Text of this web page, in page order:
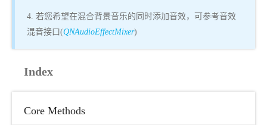
4. 若您希望在混合背景音乐的同时添加音效，可参考音效
混音接口(QNAudioEffectMixer)
Index
Core Methods